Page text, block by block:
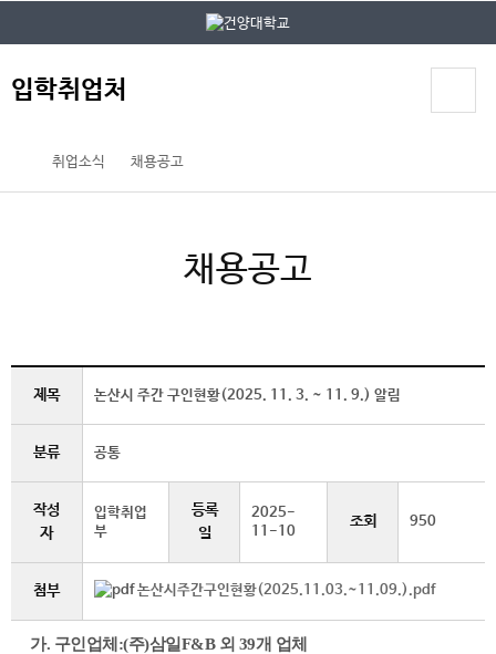
입학취업처
취업소식 채용공고
채용공고
제목 논산시 주간 구인현황(2025. 11. 3. ~ 11. 9.) 알림
분류 공통
작성
자
입학취업
부
등록
일
2025-
11-10
조회 950
첨부 논산시주간구인현황(2025.11.03.~11.09.).pdf
가. 구인업체:(주)삼일F&B 외 39개 업체